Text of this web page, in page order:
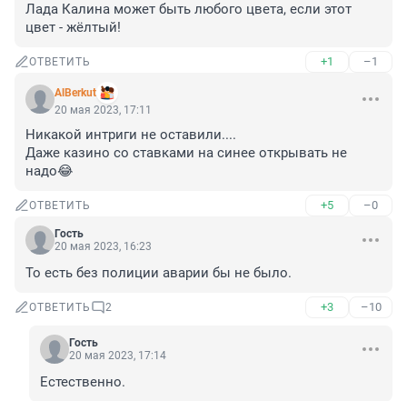
Лада Калина может быть любого цвета, если этот
цвет - жёлтый!
ОТВЕТИТЬ +1 –1
AlBerkut
20 мая 2023, 17:11
Никакой интриги не оставили....
Даже казино со ставками на синее открывать не
надо😂
ОТВЕТИТЬ +5 –0
Гость
20 мая 2023, 16:23
То есть без полиции аварии бы не было.
ОТВЕТИТЬ 2 +3 –10
Гость
20 мая 2023, 17:14
Естественно.